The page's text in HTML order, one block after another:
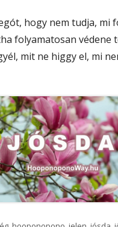
hogy nem tudja,
folyamatosan védene
mit ne higgy el, mi